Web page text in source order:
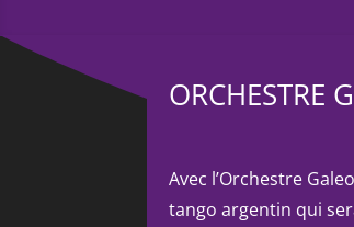
ORCHESTRE
Avec l’Orchestre
tango argentin qui